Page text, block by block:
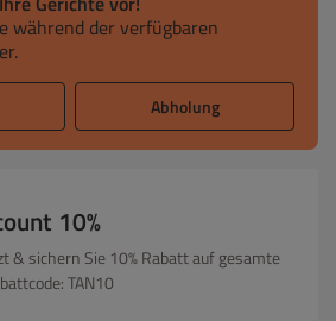
während der verfügbaren
Abholung
10%
& sichern Sie 10% Rabatt auf gesamte
TAN10